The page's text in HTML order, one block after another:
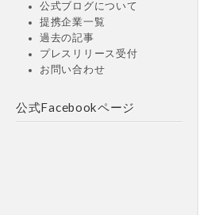
公式ブログについて
提携企業一覧
過去の記事
プレスリリース受付
お問い合わせ
公式Facebookページ